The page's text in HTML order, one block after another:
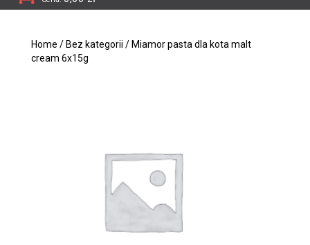
Home / Bez kategorii / Miamor pasta dla kota malt
cream 6x15g